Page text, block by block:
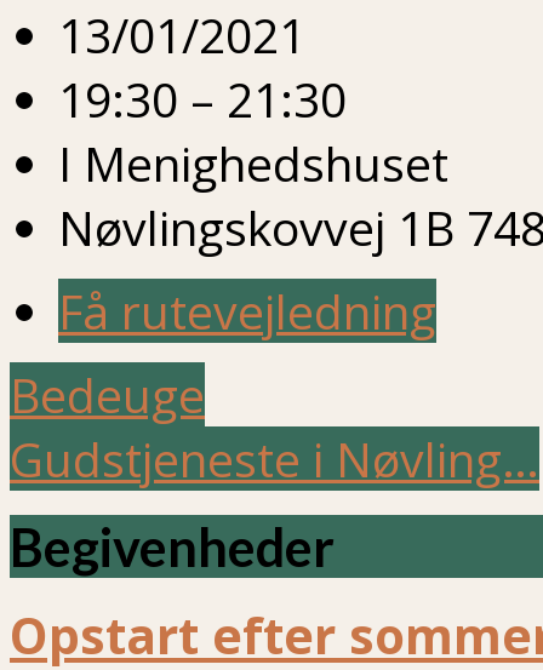
13/01/2021
19:30 – 21:30
I Menighedshuset
Nøvlingskovvej 1B
Få rutevejledning
Bedeuge
Gudstjeneste i Nøvling…
Begivenheder
Opstart efter